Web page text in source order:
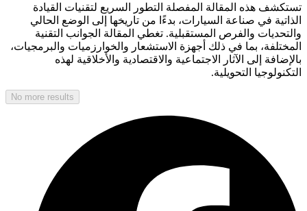
تستكشف هذه المقالة المفصلة التطور السريع لتقنيات القيادة
الذاتية في صناعة السيارات، بدءًا من تاريخها إلى الوضع الحالي
والتحديات والفرص المستقبلية. تغطي المقالة الجوانب التقنية
المختلفة، بما في ذلك أجهزة الاستشعار والخوارزميات والبرمجيات،
بالإضافة إلى الآثار الاجتماعية والاقتصادية والأخلاقية لهذه
التكنولوجيا التحويلية.
No more results